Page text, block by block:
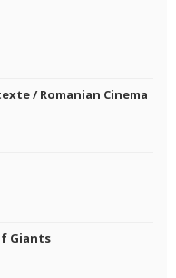
/ Romanian Cinema
Giants